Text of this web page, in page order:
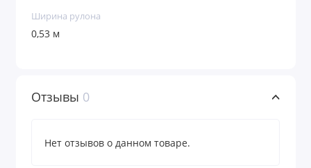
Ширина рулона
0,53 м
Отзывы 0
Нет отзывов о данном товаре.